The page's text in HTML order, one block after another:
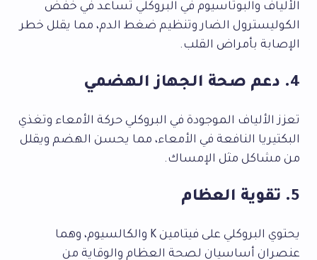
الألياف والبوتاسيوم في البروكلي تساعد في خفض
الكوليسترول الضار وتنظيم ضغط الدم، مما يقلل خطر
الإصابة بأمراض القلب.
4. دعم صحة الجهاز الهضمي
تعزز الألياف الموجودة في البروكلي حركة الأمعاء وتغذي
البكتيريا النافعة في الأمعاء، مما يحسن الهضم ويقلل
من مشاكل مثل الإمساك.
5. تقوية العظام
يحتوي البروكلي على فيتامين K والكالسيوم، وهما
عنصران أساسيان لصحة العظام والوقاية من